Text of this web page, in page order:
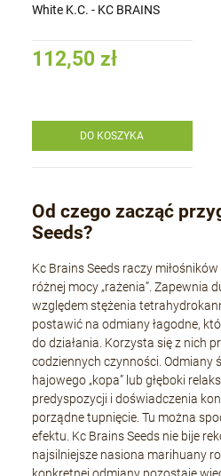
White K.C. - KC BRAINS
112,50 zł
DO KOSZYKA
Od czego zacząć
Seeds?
Kc Brains Seeds raczy
różnej mocy „rażenia”. Zapewnia
względem stężenia
postawić na odmiany łagodne,
do działania. Korzysta się z nich
codziennych czynności. Odmiany
hajowego „kopa” lub głęboki
predyspozycji i doświadczenia
porządne tupnięcie. Tu można
efektu. Kc Brains Seeds nie bije
najsilniejsze nasiona marihuany
konkretnej odmiany pozostaje